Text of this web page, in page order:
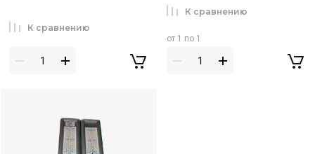
К сравнению
от 1 по 1
К сравнению